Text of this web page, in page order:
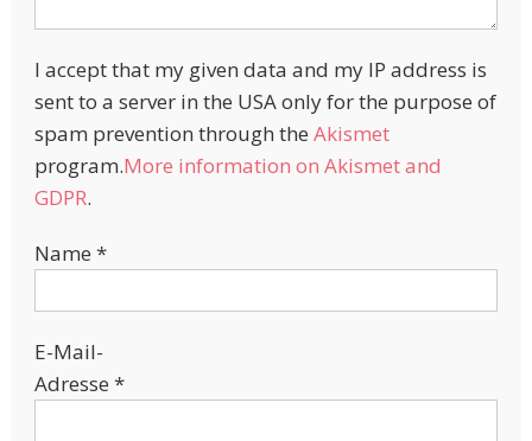
I accept that my given data and my IP address is
sent to a server in the USA only for the purpose of
spam prevention through the Akismet
program.More information on Akismet and
GDPR.
Name *
E-Mail-
Adresse *